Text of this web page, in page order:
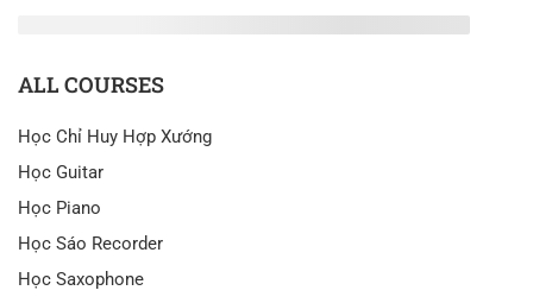
ALL COURSES
Học Chỉ Huy Hợp Xướng
Học Guitar
Học Piano
Học Sáo Recorder
Học Saxophone